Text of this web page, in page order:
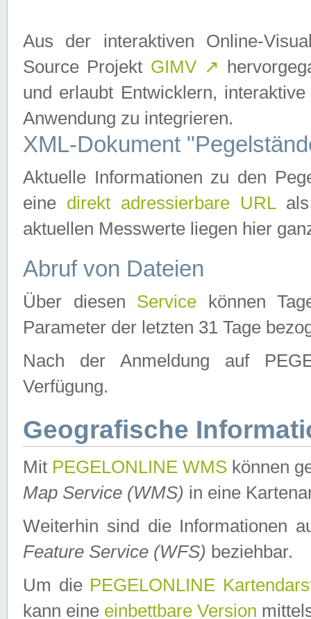
Aus der interaktiven Online-
Source Projekt GIMV ↗
und erlaubt Entwicklern,
Anwendung zu integrieren.
XML-Dokument
Aktuelle Informationen zu den
eine direkt adressierbare URLals
aktuellen Messwerte liegen hier
Abruf von Dateien
Über diesen Service können
Parameter der letzten 31 Tage
Nach der Anmeldung auf
Verfügung.
Geografische
Mit PEGELONLINE WMS können
Map Service (WMS) in eine
Weiterhin sind die Informationen
Feature Service (WFS) beziehbar.
Um die PEGELONLINE
kann eine einbettbare Version